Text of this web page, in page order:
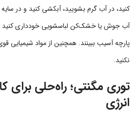
کنید، در آب گرم بشویید، آبکشی کنید و در
آب جوش یا خشک‌کن لباسشویی خودداری کنید
پارچه آسیب ببینند. همچنین از مواد شیمیایی
نکنید.
توری مگنتی؛ راه‌حلی
انرژی